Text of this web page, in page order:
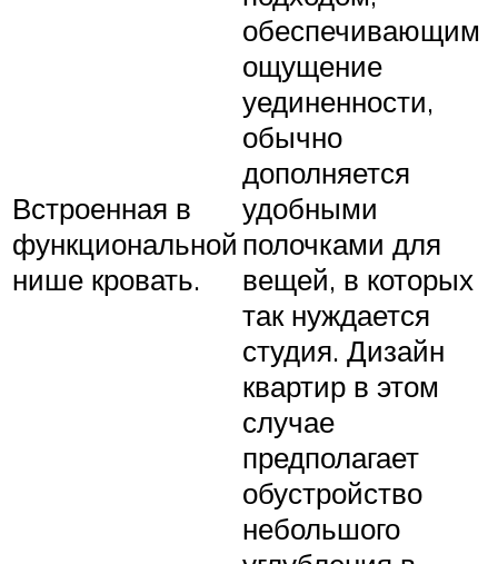
Встроенная в
функциональной
нише кровать.
обеспечивающим
ощущение
уединенности,
обычно
дополняется
удобными
полочками для
вещей, в которых
так нуждается
студия. Дизайн
квартир в этом
случае
предполагает
обустройство
небольшого